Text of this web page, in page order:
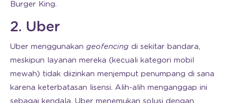
Burger King.
2. Uber
Uber menggunakan geofencing di sekitar bandara,
meskipun layanan mereka (kecuali kategori mobil
mewah) tidak diizinkan menjemput penumpang di sana
karena keterbatasan lisensi. Alih-alih menganggap ini
sebagai kendala, Uber menemukan solusi dengan